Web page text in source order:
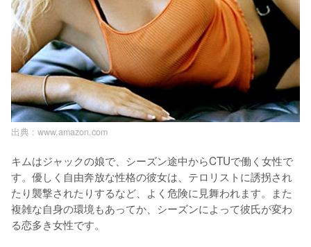
出典 : www.amazon.com
キムはジャックの娘で、シーズン途中からCTUで働く女性で
す。優しく自由奔放な性格の彼女は、テロリストに誘拐され
たり襲撃されたりするなど、よく危険に見舞われます。また
複雑な自身の環境もあってか、シーズンによって彼氏が変わ
る恋多き女性です。